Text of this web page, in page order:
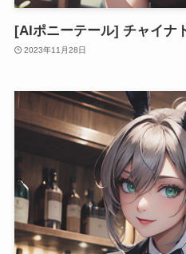
[AIポニーテール] チャイナ
2023年11月28日